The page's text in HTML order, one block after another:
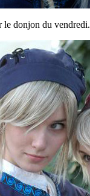
le donjon du vendredi.